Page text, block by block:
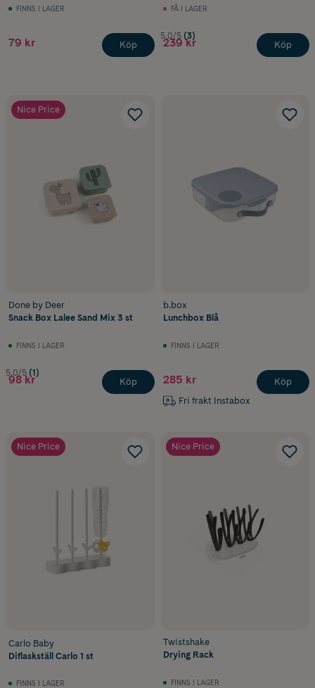
FINNS I LAGER
79 kr Köp
FÅ I LAGER
5.0/5 (3)
239 kr Köp
Nice Price
Done by Deer
Snack Box Lalee Sand Mix 3 st
FINNS I LAGER
5.0/5 (1)
98 kr Köp
b.box
Lunchbox Blå
FINNS I LAGER
285 kr
Fri frakt Instabox
Köp
Nice Price
Carlo Baby
Diflaskställ Carlo 1 st
FINNS I LAGER
Nice Price
Twistshake
Drying Rack
FINNS I LAGER